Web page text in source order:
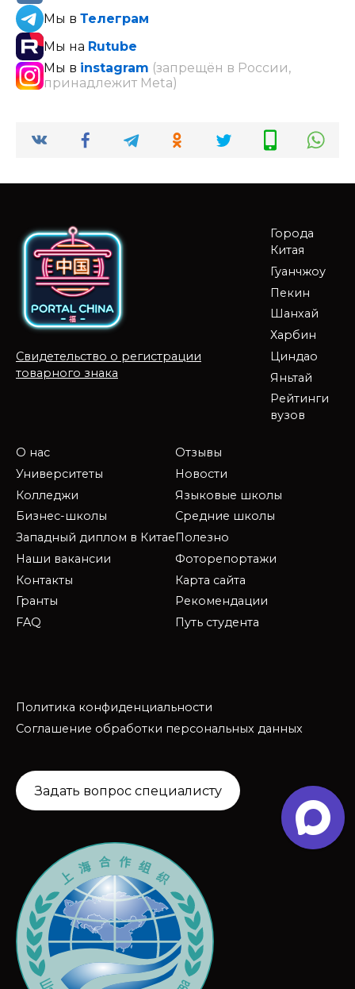
Мы в Телеграм
Мы на Rutube
Мы в instagram (запрещён в России,
принадлежит Meta)
Свидетельство о регистрации
товарного знака
Города
Китая
Гуанчжоу
Пекин
Шанхай
Харбин
Циндао
Яньтай
Рейтинги
вузов
О нас
Университеты
Колледжи
Бизнес-школы
Западный диплом в Китае
Наши вакансии
Контакты
Гранты
FAQ
Отзывы
Новости
Языковые школы
Средние школы
Полезно
Фоторепортажи
Карта сайта
Рекомендации
Путь студента
Политика конфиденциальности
Соглашение обработки персональных данных
Задать вопрос специалисту